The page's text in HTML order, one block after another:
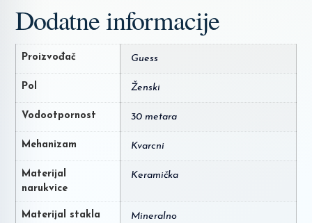
Dodatne informacije
Proizvođač Guess
Pol Ženski
Vodootpornost 30 metara
Mehanizam Kvarcni
Materijal
narukvice
Keramička
Materijal stakla Mineralno